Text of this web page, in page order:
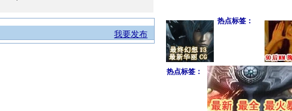
我要发布
热点标签：
热点标签：